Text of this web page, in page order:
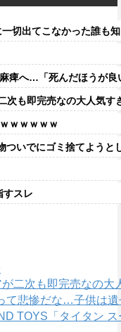
知らない無名のパキスタン人が世界王
痺へ…「死んだほうが良
次も即完売なの大人気
ｗｗｗｗｗ
でにゴミ捨てようとしたら
すスレ
が二次も即完売なの
て悲惨だな…子供は
TOYS「タイタン